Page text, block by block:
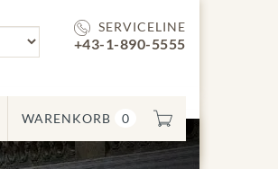
SERVICELINE
+43-1-890-5555
WARENKORB 0